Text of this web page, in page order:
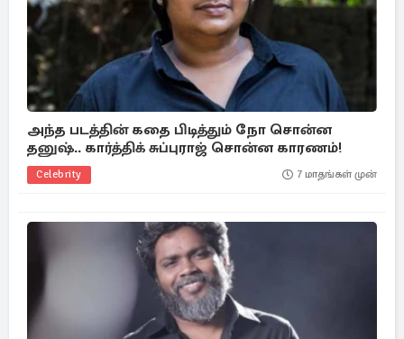
அந்த படத்தின் கதை பிடித்தும் நோ சொன்ன
தனுஷ்.. கார்த்திக் சுப்புராஜ் சொன்ன காரணம்!
Celebrity 7 மாதங்கள் முன்